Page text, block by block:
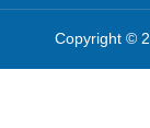
Copyright ©